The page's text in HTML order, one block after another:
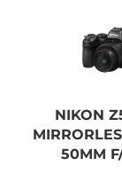
NIKON
50MM